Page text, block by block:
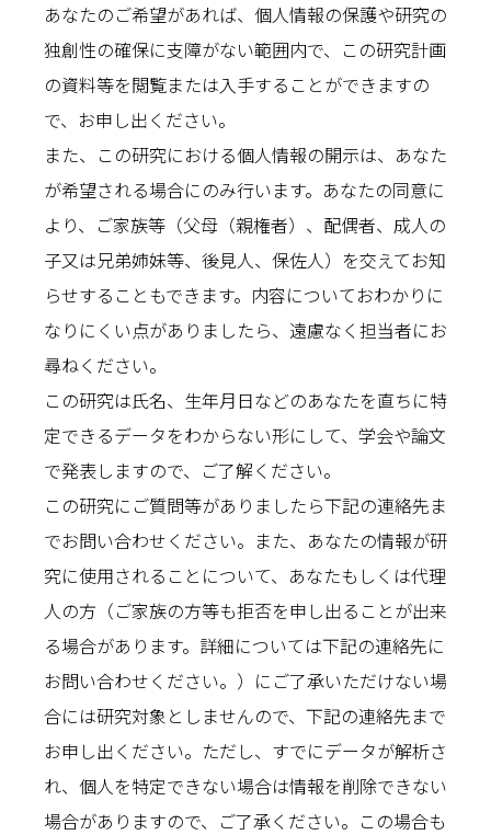
あなたのご希望があれば、個人情報の保護や研究の
独創性の確保に支障がない範囲内で、この研究計画
の資料等を閲覧または入手することができますの
で、お申し出ください。
また、この研究における個人情報の開示は、あなた
が希望される場合にのみ行います。あなたの同意に
より、ご家族等（父母（親権者）、配偶者、成人の
子又は兄弟姉妹等、後見人、保佐人）を交えてお知
らせすることもできます。内容についておわかりに
なりにくい点がありましたら、遠慮なく担当者にお
尋ねください。
この研究は氏名、生年月日などのあなたを直ちに特
定できるデータをわからない形にして、学会や論文
で発表しますので、ご了解ください。
この研究にご質問等がありましたら下記の連絡先ま
でお問い合わせください。また、あなたの情報が研
究に使用されることについて、あなたもしくは代理
人の方（ご家族の方等も拒否を申し出ることが出来
る場合があります。詳細については下記の連絡先に
お問い合わせください。）にご了承いただけない場
合には研究対象としませんので、下記の連絡先まで
お申し出ください。ただし、すでにデータが解析さ
れ、個人を特定できない場合は情報を削除できない
場合がありますので、ご了承ください。この場合も